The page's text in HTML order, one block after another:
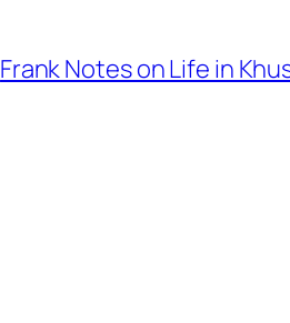
Frank Notes on Life in